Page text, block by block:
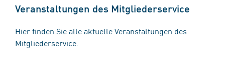
Veranstaltungen des Mitgliederservice
Hier finden Sie alle aktuelle Veranstaltungen des
Mitgliederservice.